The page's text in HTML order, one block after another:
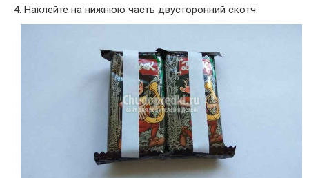
4. Наклейте на нижнюю часть двусторонний скотч.